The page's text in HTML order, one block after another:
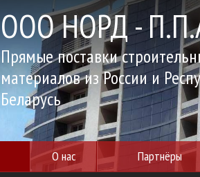
ООО НОРД -
Прямые поставки
материалов из России и
Беларусь
О нас Партнёры